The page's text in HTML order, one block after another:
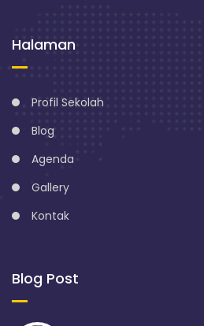
Halaman
Profil Sekolah
Blog
Agenda
Gallery
Kontak
Blog Post